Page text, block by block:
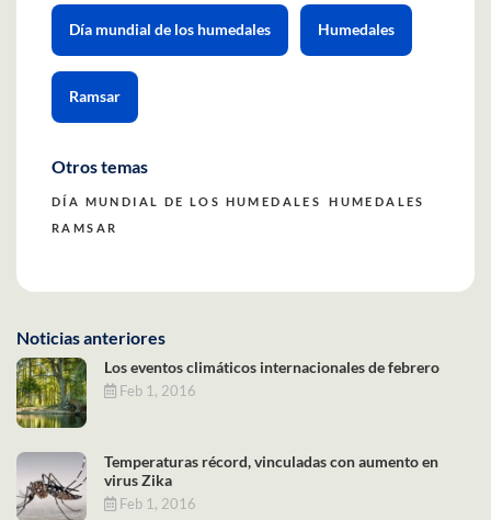
Día mundial de los humedales Humedales
Ramsar
Otros temas
DÍA MUNDIAL DE LOS HUMEDALES
HUMEDALES
RAMSAR
Noticias anteriores
Los eventos climáticos internacionales de febrero
Feb 1, 2016
Temperaturas récord, vinculadas con aumento en
virus Zika
Feb 1, 2016